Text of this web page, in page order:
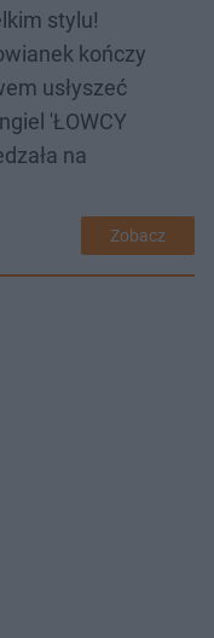
stylu!
kończy
usłyszeć
'ŁOWCY
na
Zobacz